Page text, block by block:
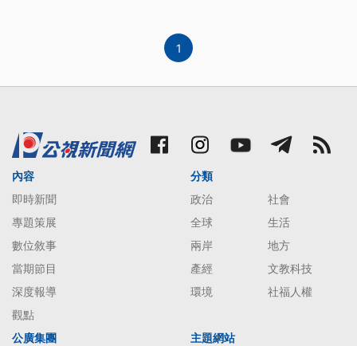
1
內容
即時新聞
專題策展
數位敘事
當期節目
深度報導
觀點
分類
政治
社會
全球
生活
兩岸
地方
產經
文教科技
環境
社福人權
公廣集團 主題網站